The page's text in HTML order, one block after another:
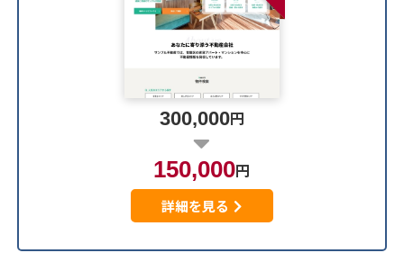
300,000円
150,000円
詳細を見る